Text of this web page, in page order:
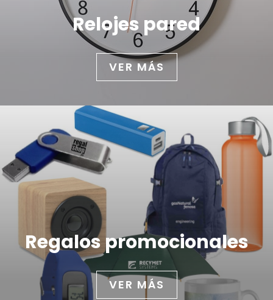
Relojes pared
VER MÁS
Regalos promocionales
VER MÁS